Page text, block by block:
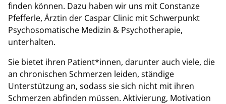
finden können. Dazu haben wir uns mit Constanze
Pfefferle, Ärztin der Caspar Clinic mit Schwerpunkt
Psychosomatische Medizin & Psychotherapie,
unterhalten.
Sie bietet ihren Patient*innen, darunter auch viele, die
an chronischen Schmerzen leiden, ständige
Unterstützung an, sodass sie sich nicht mit ihren
Schmerzen abfinden müssen. Aktivierung, Motivation